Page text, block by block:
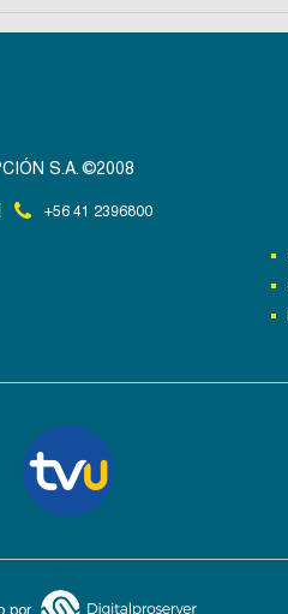
S.A. ©2008
+56 41 2396800
por